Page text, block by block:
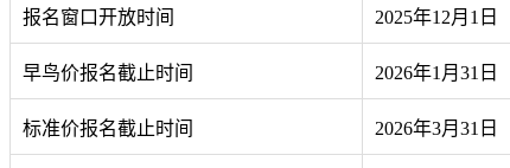
报名窗口开放时间 2025年12月1日
早鸟价报名截止时间 2026年1月31日
标准价报名截止时间 2026年3月31日